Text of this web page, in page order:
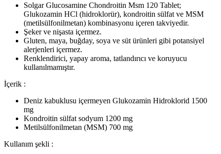
Solgar Glucosamine Chondroitin Msm 120 Tablet;
Glukozamin HCl (hidroklorür), kondroitin sülfat ve MSM
(metilsülfonilmetan) kombinasyonu içeren takviyedir.
Şeker ve nişasta içermez.
Gluten, maya, buğday, soya ve süt ürünleri gibi potansiyel
alerjenleri içermez.
Renklendirici, yapay aroma, tatlandırıcı ve koruyucu
kullanılmamıştır.
İçerik :
Deniz kabuklusu içermeyen Glukozamin Hidroklorid 1500
mg
Kondroitin sülfat sodyum 1200 mg
Metilsülfonilmetan (MSM) 700 mg
Kullanım şekli :